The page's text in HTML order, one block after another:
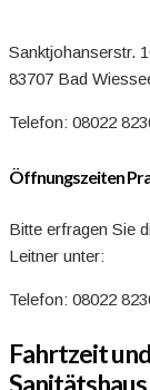
Sanktjohanserstr.
83707 Bad
Telefon: 08022
Öffnungszeiten
Bitte erfragen Sie
Leitner unter:
Telefon: 08022
Fahrtzeit